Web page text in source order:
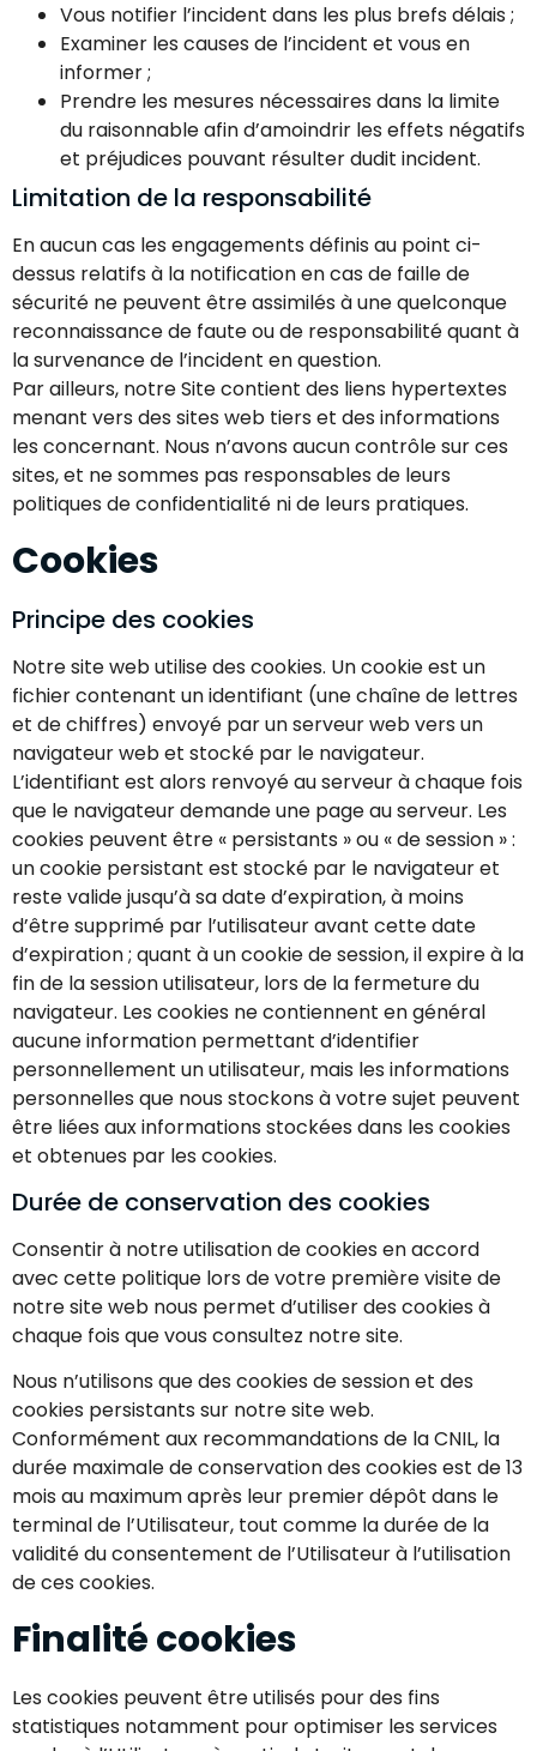
Vous notifier l’incident dans les plus brefs délais ;
Examiner les causes de l’incident et vous en
informer ;
Prendre les mesures nécessaires dans la limite
du raisonnable afin d’amoindrir les effets négatifs
et préjudices pouvant résulter dudit incident.
Limitation de la responsabilité
En aucun cas les engagements définis au point ci-
dessus relatifs à la notification en cas de faille de
sécurité ne peuvent être assimilés à une quelconque
reconnaissance de faute ou de responsabilité quant à
la survenance de l’incident en question.
Par ailleurs, notre Site contient des liens hypertextes
menant vers des sites web tiers et des informations
les concernant. Nous n’avons aucun contrôle sur ces
sites, et ne sommes pas responsables de leurs
politiques de confidentialité ni de leurs pratiques.
Cookies
Principe des cookies
Notre site web utilise des cookies. Un cookie est un
fichier contenant un identifiant (une chaîne de lettres
et de chiffres) envoyé par un serveur web vers un
navigateur web et stocké par le navigateur.
L’identifiant est alors renvoyé au serveur à chaque fois
que le navigateur demande une page au serveur. Les
cookies peuvent être « persistants » ou « de session » :
un cookie persistant est stocké par le navigateur et
reste valide jusqu’à sa date d’expiration, à moins
d’être supprimé par l’utilisateur avant cette date
d’expiration ; quant à un cookie de session, il expire à la
fin de la session utilisateur, lors de la fermeture du
navigateur. Les cookies ne contiennent en général
aucune information permettant d’identifier
personnellement un utilisateur, mais les informations
personnelles que nous stockons à votre sujet peuvent
être liées aux informations stockées dans les cookies
et obtenues par les cookies.
Durée de conservation des cookies
Consentir à notre utilisation de cookies en accord
avec cette politique lors de votre première visite de
notre site web nous permet d’utiliser des cookies à
chaque fois que vous consultez notre site.
Nous n’utilisons que des cookies de session et des
cookies persistants sur notre site web.
Conformément aux recommandations de la CNIL, la
durée maximale de conservation des cookies est de 13
mois au maximum après leur premier dépôt dans le
terminal de l’Utilisateur, tout comme la durée de la
validité du consentement de l’Utilisateur à l’utilisation
de ces cookies.
Finalité cookies
Les cookies peuvent être utilisés pour des fins
statistiques notamment pour optimiser les services